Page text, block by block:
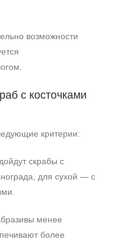
возможности
с косточками
критерии:
скрабы с
для сухой — с
менее
более